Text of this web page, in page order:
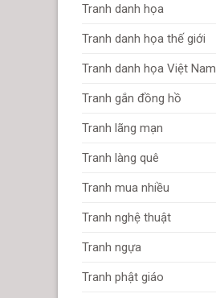
Tranh danh họa
Tranh danh họa thế giới
Tranh danh họa Việt Nam
Tranh gắn đồng hồ
Tranh lãng mạn
Tranh làng quê
Tranh mua nhiều
Tranh nghệ thuật
Tranh ngựa
Tranh phật giáo